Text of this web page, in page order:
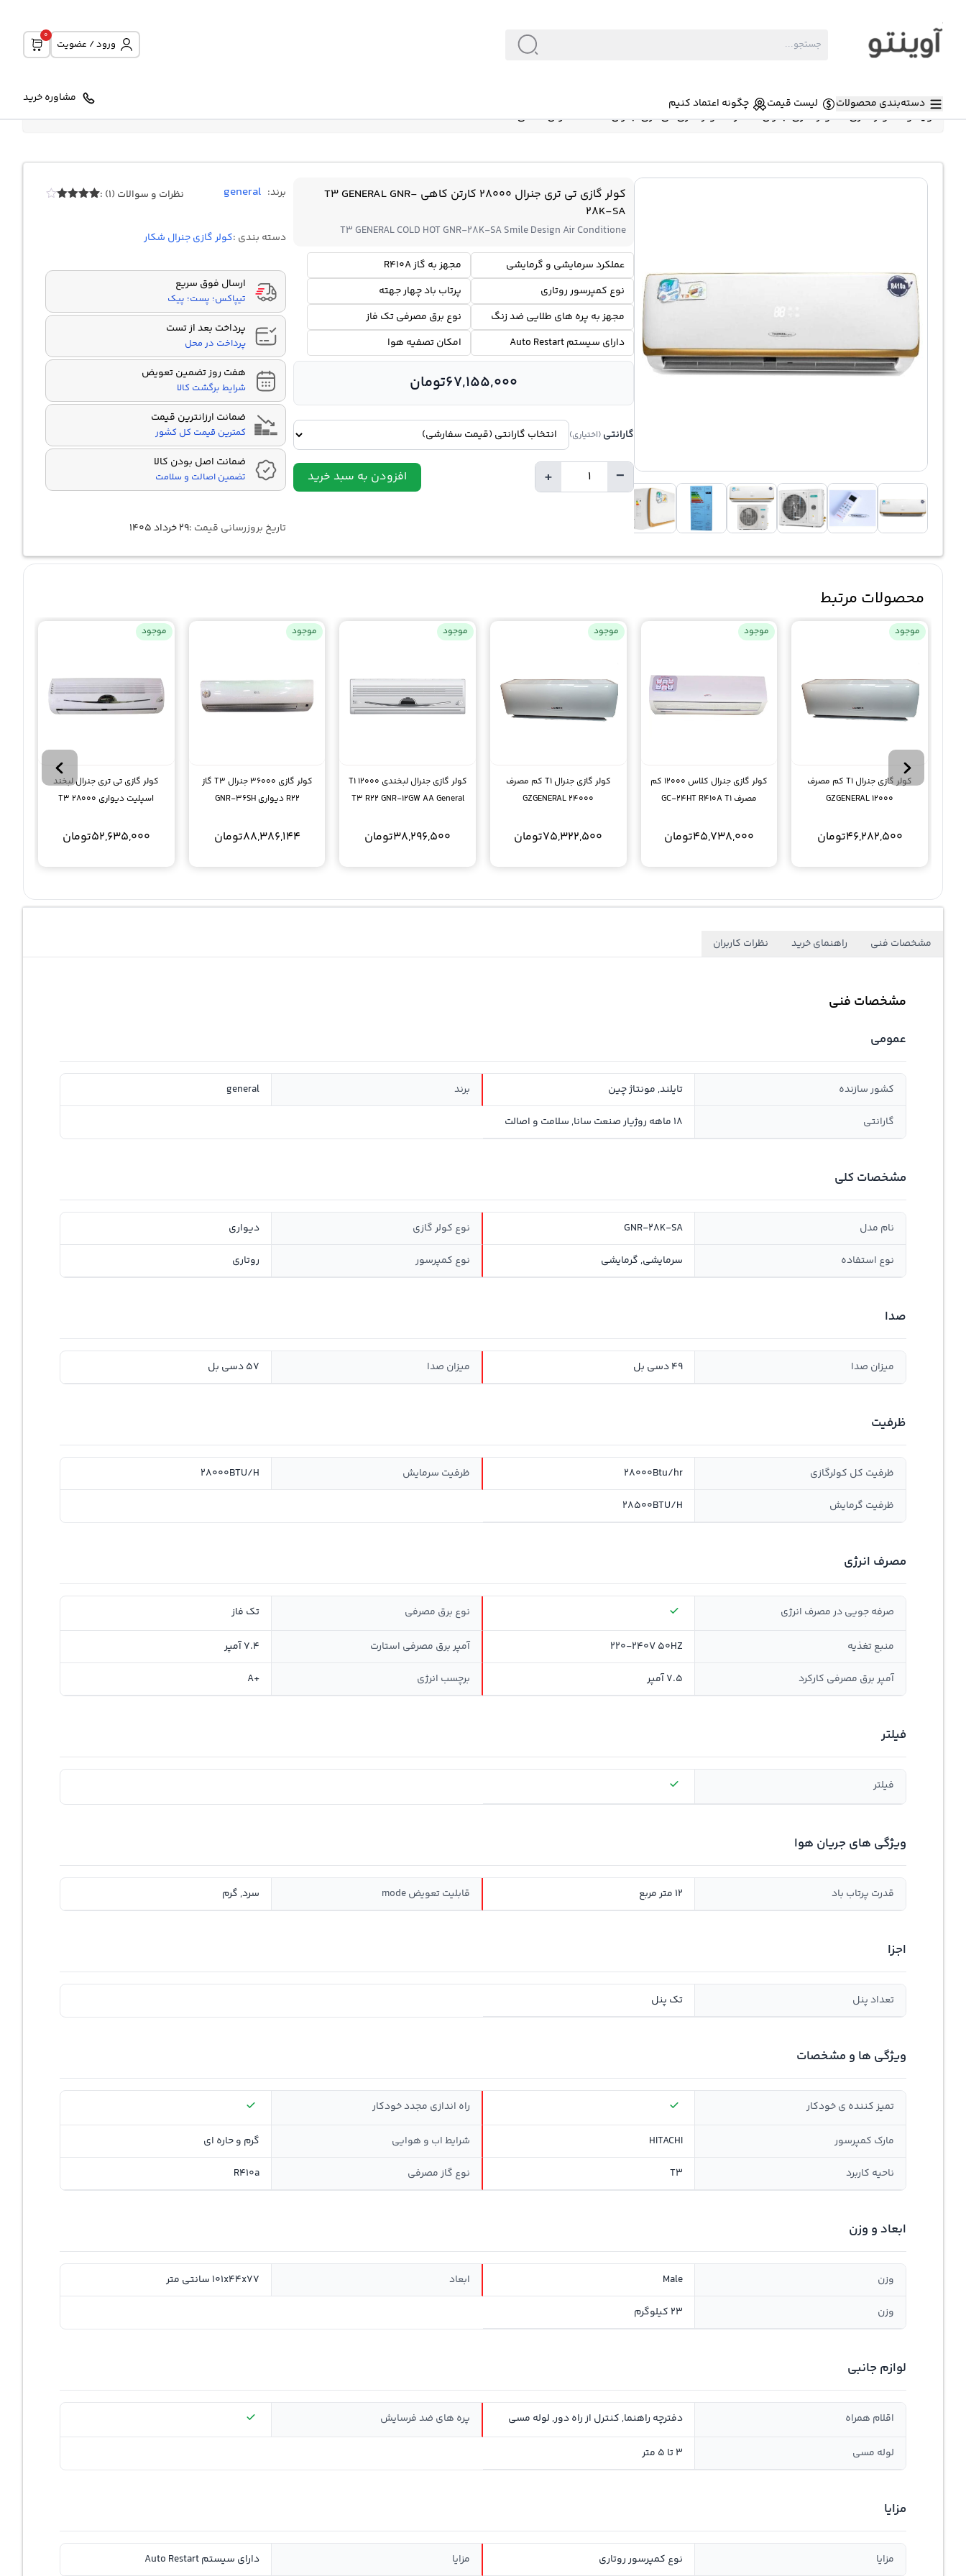
ورود / عضویت
0
دسته‌بندی محصولات لیست قیمت چگونه اعتماد کنیم مشاوره خرید
آوینتو»کولر گازی»کولر گازی جنرال شکار»کولر گازی تی تری جنرال 28000 کارتن کاهی T3 GENERAL GNR-28K-SA
کولر گازی تی تری جنرال 28000 کارتن کاهی T3 GENERAL GNR-
28K-SA
T3 GENERAL COLD HOT GNR-28K-SA Smile Design Air Conditione
عملکرد سرمایشی و گرمایشی
مجهز به گاز R410A
نوع کمپرسور روتاری
پرتاب باد چهار جهته
مجهز به پره های طلایی ضد زنگ
نوع برق مصرفی تک فاز
دارای سیستم Auto Restart
امکان تصفیه هوا
67,155,000تومان
گارانتی (اختیاری)
−
تعداد + افزودن به سبد خرید
برند: general نظرات و سوالات (1) :
دسته بندی :کولر گازی جنرال شکار
ارسال فوق سریع
تیپاکس؛ پست؛ پیک
پرداخت بعد از تست
پرداخت در محل
هفت روز تضمین تعویض
شرایط برگشت کالا
ضمانت ارزانترین قیمت
کمترین قیمت کل کشور
ضمانت اصل بودن کالا
تضمین اصالت و سلامت
تاریخ بروزرسانی قیمت :۲۹ خرداد ۱۴۰۵
محصولات مرتبط
موجود
کولر گازی جنرال T1 کم مصرف
12000 GZGENERAL
46,282,500تومان
موجود
کولر گازی جنرال کلاس 12000 کم
مصرف GC-24HT R410A T1
45,738,000تومان
موجود
کولر گازی جنرال T1 کم مصرف
24000 GZGENERAL
75,322,500تومان
موجود
کولر گازی جنرال لبخندی 12000 T1
T3 R22 GNR-12GW AA General
38,296,500تومان
موجود
کولر گازی 36000 جنرال T3 گاز
R22 دیواری GNR-36SH
88,386,144تومان
موجود
کولر گازی تی تری جنرال لبخند
اسپلیت دیواری 28000 T3
52,635,000تومان
مشخصات فنی راهنمای خرید نظرات کاربران
مشخصات فنی
عمومی
کشور سازنده تایلند, مونتاژ چین برند general
گارانتی 18 ماهه روژیار صنعت سانا, سلامت و اصالت
مشخصات کلی
نام مدل GNR-28K-SA نوع کولر گازی دیواری
نوع استفاده سرمایشی, گرمایشی نوع کمپرسور روتاری
صدا
میزان صدا 49 دسی بل میزان صدا 57 دسی بل
ظرفیت
ظرفیت کل کولرگازی 28000Btu/hr ظرفيت سرمايش 28000BTU/H
ظرفيت گرمايش 28500BTU/H
مصرف انرژی
صرفه جویی در مصرف انرژی نوع برق مصرفی تک فاز
منبع تغذیه 220-240V 50HZ آمپر برق مصرفی استارت 7.4 آمپر
آمپر برق مصرفی کارکرد 7.5 آمپر برچسب انرژی +A
فیلتر
فیلتر
ویژگی های جریان هوا
قدرت پرتاب باد 12 متر مربع قابلیت تعویض mode سرد, گرم
اجزا
تعداد پنل تک پنل
ویژگی ها و مشخصات
تمیز كننده ی خودكار راه اندازی مجدد خودکار
مارک کمپرسور HITACHI شرایط اب و هوایی گرم و حاره ای
ناحیه کاربرد T3 نوع گاز مصرفی R410a
ابعاد و وزن
وزن Male ابعاد 101x44x77 سانتی متر
وزن 23 کیلوگرم
لوازم جانبی
اقلام همراه دفترچه راهنما, کنترل از راه دور, لوله مسی پره های ضد فرسایش
لوله مسی 3 تا 5 متر
مزایا
مزایا نوع کمپرسور روتاری مزایا دارای سیستم Auto Restart